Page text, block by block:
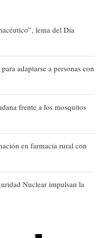
lema del Día
adaptarse a personas con
frente a los mosquitos
en farmacia rural con
Nuclear impulsan la